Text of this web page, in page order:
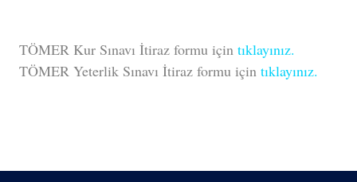
TÖMER Kur Sınavı İtiraz formu için tıklayınız.
TÖMER Yeterlik Sınavı İtiraz formu için tıklayınız.